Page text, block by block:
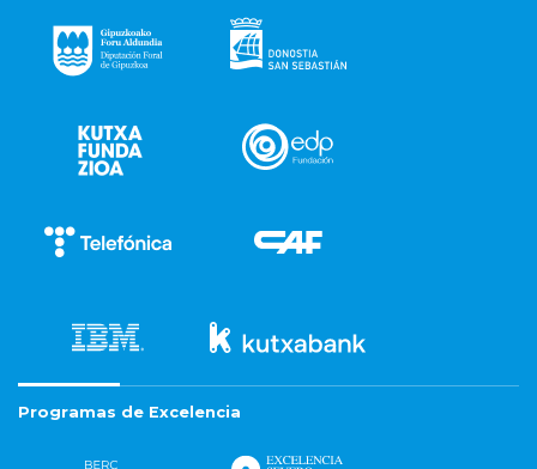
Programas de Excelencia